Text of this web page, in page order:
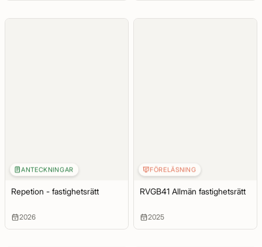
ANTECKNINGAR
Repetion - fastighetsrätt
2026
FÖRELÄSNING
RVGB41 Allmän fastighetsrätt
2025